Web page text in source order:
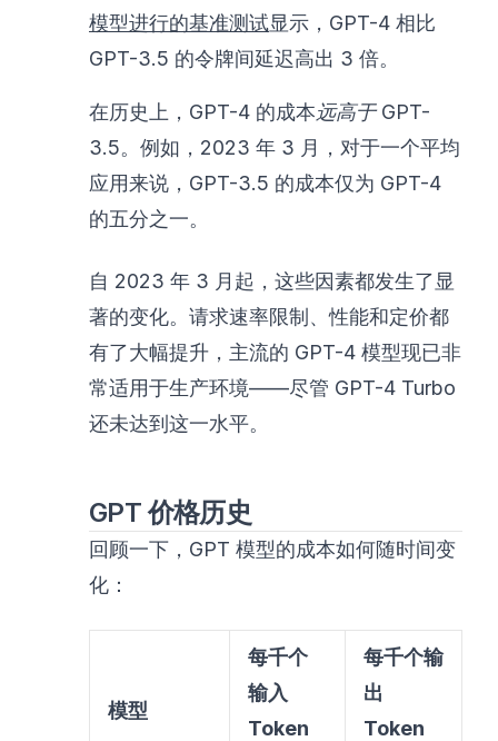
模型进行的基准测试显示，GPT-4 相比
GPT-3.5 的令牌间延迟高出 3 倍。
在历史上，GPT-4 的成本远高于GPT-
3.5。例如，2023 年 3 月，对于一个平均
应用来说，GPT-3.5 的成本仅为 GPT-4
的五分之一。
自 2023 年 3 月起，这些因素都发生了显
著的变化。请求速率限制、性能和定价都
有了大幅提升，主流的 GPT-4 模型现已非
常适用于生产环境——尽管 GPT-4 Turbo
还未达到这一水平。
GPT 价格历史
回顾一下，GPT 模型的成本如何随时间变
化：
模型
每千个
输入
Token
每千个输
出
Token